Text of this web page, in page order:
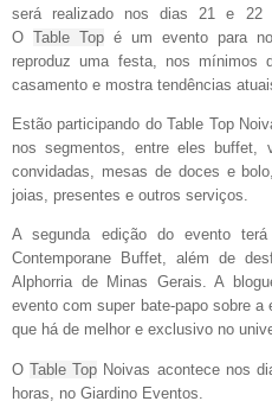
será realizado nos dias 21 e 22
O Table Top é um evento para
reproduz uma festa, nos
casamento e mostra tendências
Estão participando do Table Top
nos segmentos, entre eles buffet,
convidadas, mesas de doces e
joias, presentes e outros serviços.
A segunda edição do evento
Contemporane Buffet, além de
Alphorria de Minas Gerais. A
evento com super bate-papo sobre
que há de melhor e exclusivo no
O Table Top Noivas acontece nos
horas, no Giardino Eventos.